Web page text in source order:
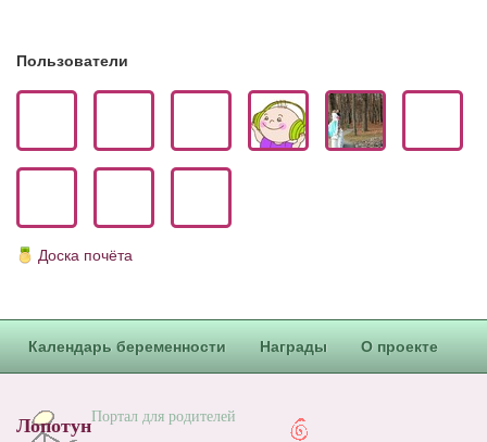
Пользователи
Доска почёта
Календарь беременности Награды О проекте
ЛопотунПортал для родителей